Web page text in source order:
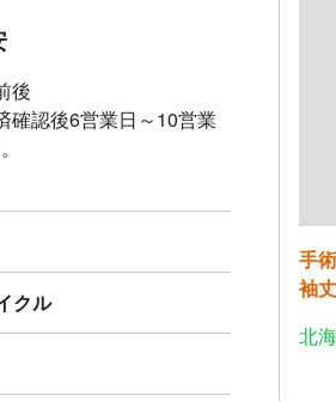
後
確認後6営業日～10営業
クル
手
袖
北